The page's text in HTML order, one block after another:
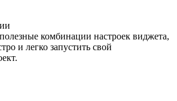
комбинации настроек виджета,
и легко запустить свой